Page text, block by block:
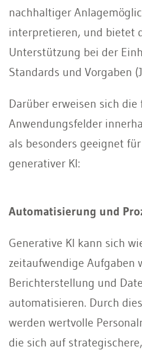
nachhaltiger
interpretieren, und bietet
Unterstützung bei der
Standards und Vorgaben
Darüber erweisen sich die
Anwendungsfelder
als besonders geeignet
generativer KI:
Automatisierung und
Generative KI kann sich
zeitaufwendige Aufgaben
Berichterstellung und
automatisieren. Durch
werden wertvolle
die sich auf